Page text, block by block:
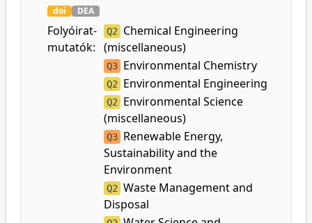
doi DEA
Folyóirat-
mutatók:
Q2 Chemical Engineering
(miscellaneous)
Q3 Environmental Chemistry
Q2 Environmental Engineering
Q2 Environmental Science
(miscellaneous)
Q3 Renewable Energy,
Sustainability and the
Environment
Q2 Waste Management and
Disposal